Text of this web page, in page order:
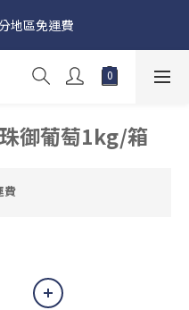
在 8 月 11 日至 8 月 15 日收
10 日前落單
地區免運費
在 8 月 11 日至 8 月 15 日收
10 日前落單
御葡萄1kg/箱
費